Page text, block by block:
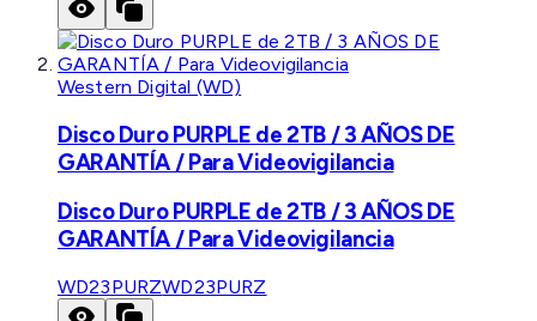
Western Digital (WD)
Disco Duro PURPLE de 2TB / 3 AÑOS DE
GARANTÍA / Para Videovigilancia
Disco Duro PURPLE de 2TB / 3 AÑOS DE
GARANTÍA / Para Videovigilancia
WD23PURZWD23PURZ